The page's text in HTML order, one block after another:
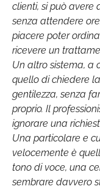
clienti, si può avere
senza attendere
piacere poter
ricevere un
Un altro sistema, a
quello di chiedere
gentilezza, senza
proprio. Il
ignorare una
Una particolare e
velocemente è
tono di voce, una
sembrare davvero